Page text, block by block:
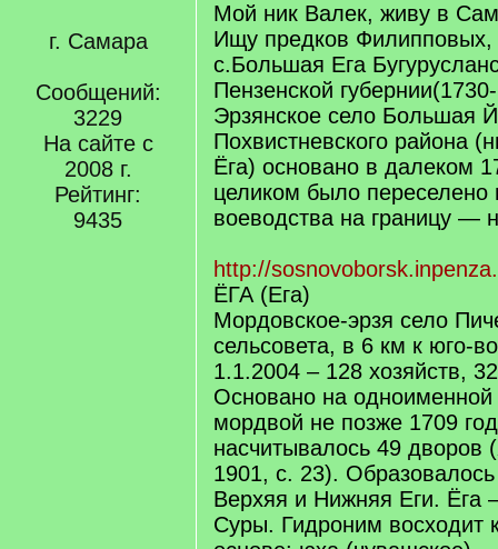
г. Самара
Сообщений:
3229
На сайте с
2008 г.
Рейтинг:
9435
Мой ник Валек, живу в
Ищу предков Филипповых,
с.Большая Ега
Пензенской губернии(1730-
Эрзянское село Большая
Похвистневского района
Ёга) основано в далеком
целиком было переселено
воеводства на границу —
http://
ЁГА (Ега)
Мордовское-эрзя село
сельсовета, в 6 км к юго-
1.1.2004 – 128 хозяйств,
Основано на одноименной
мордвой не позже 1709
насчитывалось 49 дворов
1901, с. 23).
Верхяя и Нижняя Еги. Ёга
Суры. Гидроним восходит